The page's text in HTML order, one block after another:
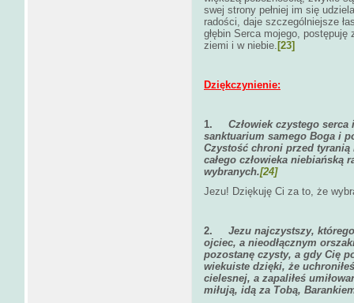
swej strony pełniej im się
radości, daje szczególniejsze
głębin Serca mojego,
ziemi i w niebie. [23]
Dziękczynienie:
1. Człowiek czystego
sanktuarium samego Boga i
Czystość chroni przed tyranią
całego człowieka niebiańską
wybranych.[24]
Jezu! Dziękuję Ci za to, że
2. Jezu najczystszy,
ojciec, a nieodłącznym
pozostanę czysty, a gdy Cię
wiekuiste dzięki, że
cielesnej, a zapaliłeś
miłują, idą za Tobą,